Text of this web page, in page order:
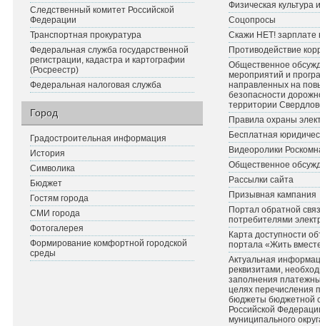
Следственный комитет Российской
Федерации
Транспортная прокуратура
Федеральная служба государственной
регистрации, кадастра и картографии
(Росреестр)
Федеральная налоговая служба
Город
Градостроительная информация
История
Символика
Бюджет
Гостям города
СМИ города
Фотогалерея
Формирование комфортной городской
среды
Физическая культура
Соцопросы
Скажи НЕТ! зарплате
Противодействие
Общественное
мероприятий и
направленных на
безопасности
территории
Правила охраны
Бесплатная
Видеоролики
Общественное
Рассылки сайта
Призывная кампания
Портал обратной
потребителями
Карта доступности
портала «Жить
Актуальная
реквизитами,
заполнения
целях перечисления
бюджеты бюджетной
Российской
муниципального